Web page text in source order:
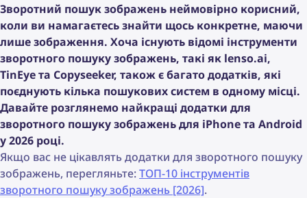
Зворотний пошук зображень неймовірно корисний,
коли ви намагаєтесь знайти щось конкретне, маючи
лише зображення. Хоча існують відомі інструменти
зворотного пошуку зображень, такі як lenso.ai,
TinEye та Copyseeker, також є багато додатків, які
поєднують кілька пошукових систем в одному місці.
Давайте розглянемо найкращі додатки для
зворотного пошуку зображень для iPhone та Android
у 2026 році.
Якщо вас не цікавлять додатки для зворотного пошуку
зображень, перегляньте:ТОП-10 інструментів
зворотного пошуку зображень [2026].